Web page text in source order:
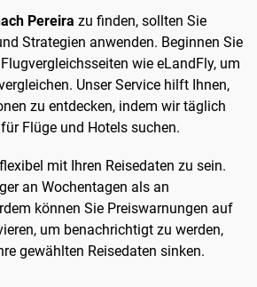
Pereira zu finden, sollten Sie
Strategien anwenden. Beginnen Sie
wie eLandFly, um
Unser Service hilft Ihnen,
zu entdecken, indem wir täglich
Flüge und Hotels suchen.
mit Ihren Reisedaten zu sein.
an Wochentagen als an
können Sie Preiswarnungen auf
um benachrichtigt zu werden,
gewählten Reisedaten sinken.